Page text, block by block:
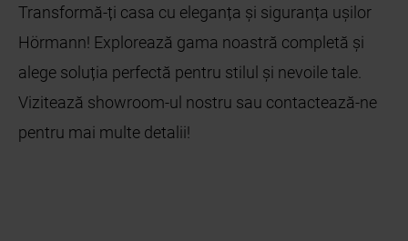
Transformă-ți casa cu eleganța și siguranța ușilor
Hörmann! Explorează gama noastră completă și
alege soluția perfectă pentru stilul și nevoile tale.
Vizitează showroom-ul nostru sau contactează-ne
pentru mai multe detalii!